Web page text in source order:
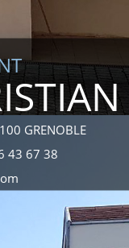
GRENOBLE
43 67 38